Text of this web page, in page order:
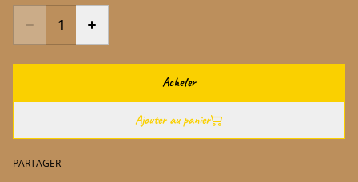
Acheter
Ajouter au panier
PARTAGER